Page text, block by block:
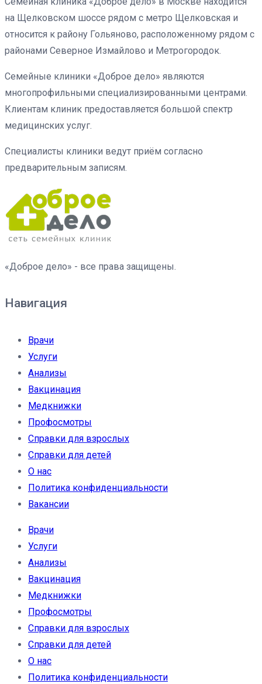
на Щелковском шоссе рядом с метро Щелковская и
относится к району Гольяново, расположенному рядом с
районами Северное Измайлово и Метрогородок.
Семейные клиники «Доброе дело» являются
многопрофильными специализированными центрами.
Клиентам клиник предоставляется большой спектр
медицинских услуг.
Специалисты клиники ведут приём согласно
предварительным записям.
«Доброе дело» - все права защищены.
Навигация
Врачи
Услуги
Анализы
Вакцинация
Медкнижки
Профосмотры
Справки для взрослых
Справки для детей
О нас
Политика конфиденциальности
Вакансии
Врачи
Услуги
Анализы
Вакцинация
Медкнижки
Профосмотры
Справки для взрослых
Справки для детей
О нас
Политика конфиденциальности